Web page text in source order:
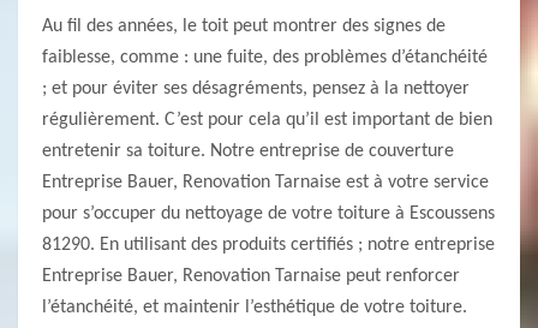
Au fil des années, le toit peut montrer des signes de
faiblesse, comme : une fuite, des problèmes d’étanchéité
; et pour éviter ses désagréments, pensez à la nettoyer
régulièrement. C’est pour cela qu’il est important de bien
entretenir sa toiture. Notre entreprise de couverture
Entreprise Bauer, Renovation Tarnaise est à votre service
pour s’occuper du nettoyage de votre toiture à Escoussens
81290. En utilisant des produits certifiés ; notre entreprise
Entreprise Bauer, Renovation Tarnaise peut renforcer
l’étanchéité, et maintenir l’esthétique de votre toiture.